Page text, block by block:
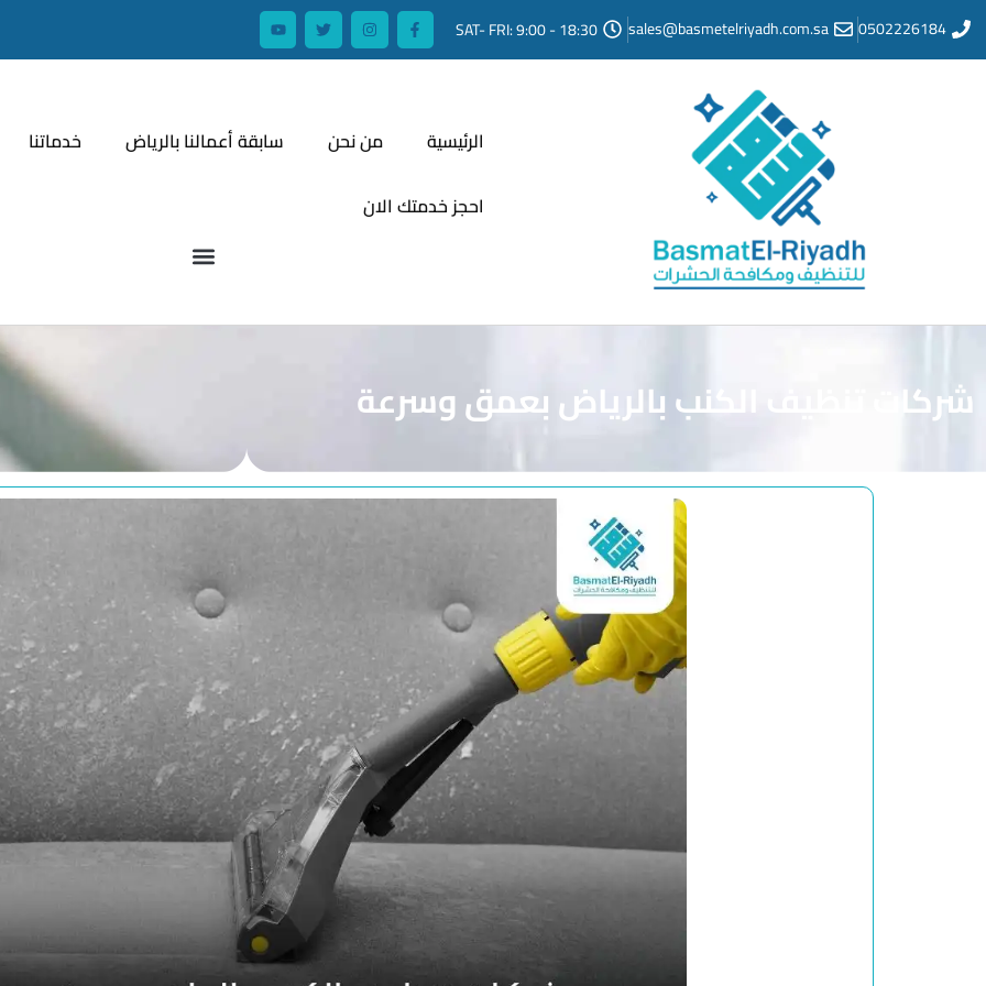
0502226184
sales@basmetelriyadh.com.sa
SAT- FRI: 9:00 - 18:30
الرئيسية من نحن سابقة أعمالنا بالرياض خدماتنا
احجز خدمتك الان
شركات تنظيف الكنب بالرياض بعمق وسرعة